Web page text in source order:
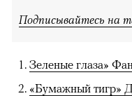
Подписывайтесь на
Зеленые глаза»
«Бумажный тигр»